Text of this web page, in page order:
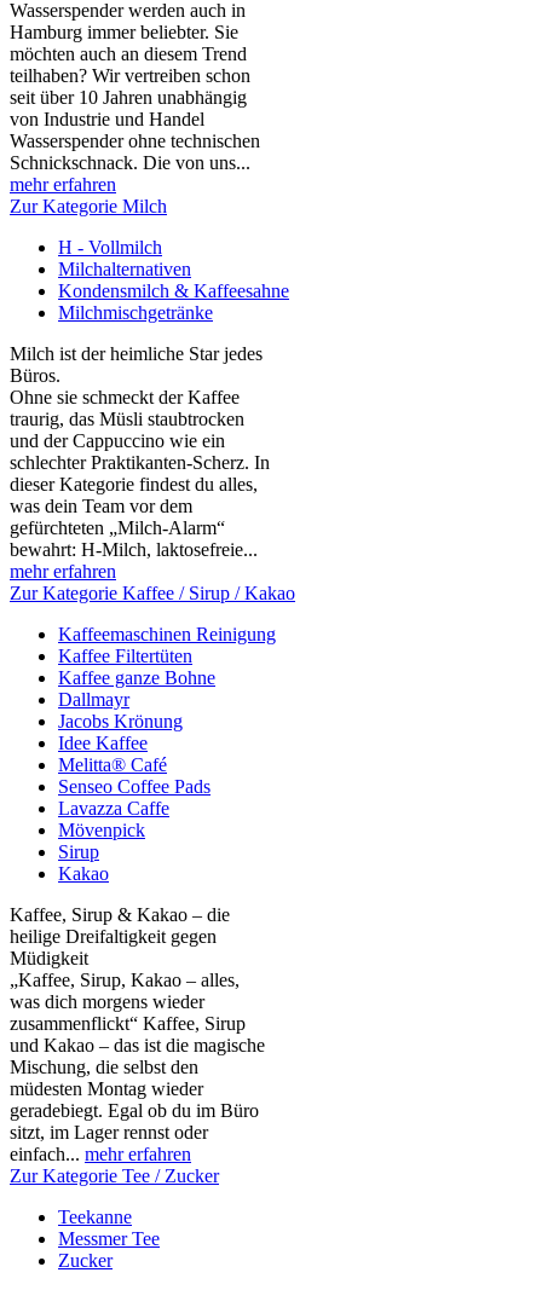
Wasserspender werden auch in
Hamburg immer beliebter. Sie
möchten auch an diesem Trend
teilhaben? Wir vertreiben schon
seit über 10 Jahren unabhängig
von Industrie und Handel
Wasserspender ohne technischen
Schnickschnack. Die von uns...
mehr erfahren
Zur Kategorie Milch
H - Vollmilch
Milchalternativen
Kondensmilch & Kaffeesahne
Milchmischgetränke
Milch ist der heimliche Star jedes
Büros.
Ohne sie schmeckt der Kaffee
traurig, das Müsli staubtrocken
und der Cappuccino wie ein
schlechter Praktikanten‑Scherz. In
dieser Kategorie findest du alles,
was dein Team vor dem
gefürchteten „Milch‑Alarm“
bewahrt: H‑Milch, laktosefreie...
mehr erfahren
Zur Kategorie Kaffee / Sirup / Kakao
Kaffeemaschinen Reinigung
Kaffee Filtertüten
Kaffee ganze Bohne
Dallmayr
Jacobs Krönung
Idee Kaffee
Melitta® Café
Senseo Coffee Pads
Lavazza Caffe
Mövenpick
Sirup
Kakao
Kaffee, Sirup & Kakao – die
heilige Dreifaltigkeit gegen
Müdigkeit
„Kaffee, Sirup, Kakao – alles,
was dich morgens wieder
zusammenflickt“ Kaffee, Sirup
und Kakao – das ist die magische
Mischung, die selbst den
müdesten Montag wieder
geradebiegt. Egal ob du im Büro
sitzt, im Lager rennst oder
einfach... mehr erfahren
Zur Kategorie Tee / Zucker
Teekanne
Messmer Tee
Zucker